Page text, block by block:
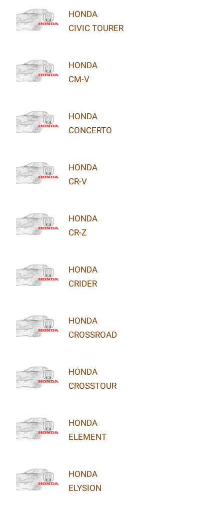
HONDA
CIVIC TOURER
HONDA
CM-V
HONDA
CONCERTO
HONDA
CR-V
HONDA
CR-Z
HONDA
CRIDER
HONDA
CROSSROAD
HONDA
CROSSTOUR
HONDA
ELEMENT
HONDA
ELYSION